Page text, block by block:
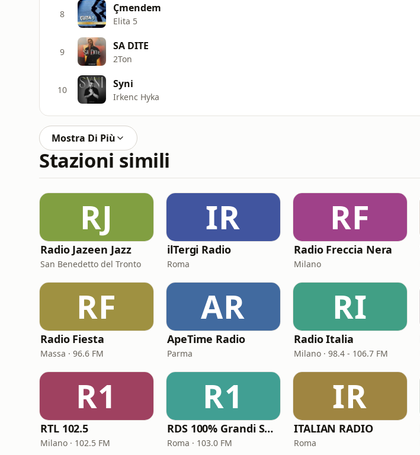
8 Çmendem
Elita 5
9 SA DITE
2Ton
10 Syni
Irkenc Hyka
Mostra Di Più
Stazioni simili
RJ
Radio Jazeen Jazz
San Benedetto del Tronto
IR
ilTergi Radio
Roma
RF
Radio Freccia Nera
Milano
RF
Radio Fiesta
Massa · 96.6 FM
AR
ApeTime Radio
Parma
RI
Radio Italia
Milano · 98.4 - 106.7 FM
R1
RTL 102.5
Milano · 102.5 FM
R1
RDS 100% Grandi Successi
Roma · 103.0 FM
IR
ITALIAN RADIO
Roma